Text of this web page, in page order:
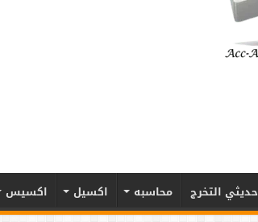
حديثي التخرج محاسبه اكسيل اكسيس